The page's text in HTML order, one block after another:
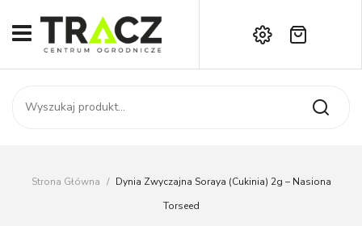
START
SKLEP
Kontakt
Brak produktów w koszyku.
Strona Główna / Dynia Zwyczajna Soraya (cukinia) 2g – Nasiona
Torseed